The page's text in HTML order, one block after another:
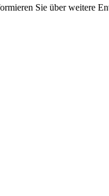
Sie über weitere